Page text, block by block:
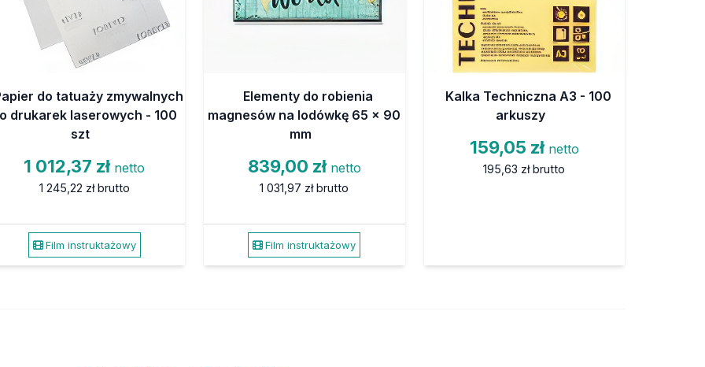
do tatuaży zmywalnych
drukarek laserowych - 100
szt
1 012,37 zł netto
1 245,22 zł brutto
Film instruktażowy
Elementy do robienia
magnesów na lodówkę 65 x 90
mm
839,00 zł netto
1 031,97 zł brutto
Film instruktażowy
Kalka Techniczna A3 - 100
arkuszy
159,05 zł netto
195,63 zł brutto